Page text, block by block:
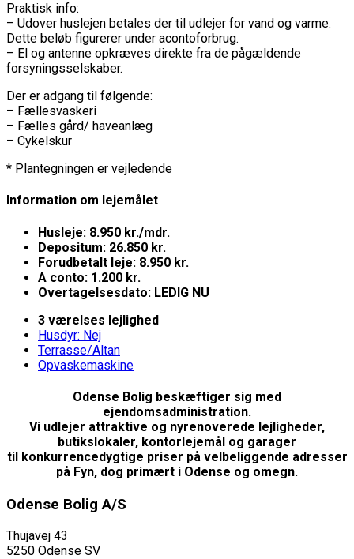
Praktisk info:
– Udover huslejen betales der til udlejer for vand og varme.
Dette beløb figurerer under acontoforbrug.
– El og antenne opkræves direkte fra de pågældende
forsyningsselskaber.
Der er adgang til følgende:
– Fællesvaskeri
– Fælles gård/ haveanlæg
– Cykelskur
* Plantegningen er vejledende
Information om lejemålet
Husleje: 8.950 kr./mdr.
Depositum: 26.850 kr.
Forudbetalt leje: 8.950 kr.
A conto: 1.200 kr.
Overtagelsesdato: LEDIG NU
3 værelses lejlighed
Husdyr: Nej
Terrasse/Altan
Opvaskemaskine
Odense Bolig beskæftiger sig med
ejendomsadministration.
Vi udlejer attraktive og nyrenoverede lejligheder,
butikslokaler, kontorlejemål og garager
til konkurrencedygtige priser på velbeliggende adresser
på Fyn, dog primært i Odense og omegn.
Odense Bolig A/S
Thujavej 43
5250 Odense SV